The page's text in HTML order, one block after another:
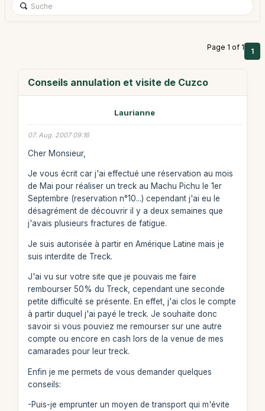
Page 1 of 1 1
Conseils annulation et visite de Cuzco
Laurianne
07. Aug. 2007 09:16
Cher Monsieur,
Je vous écrit car j'ai effectué une réservation au mois
de Mai pour réaliser un treck au Machu Pichu le 1er
Septembre (reservation n°10...) cependant j'ai eu le
désagrément de découvrir il y a deux semaines que
j'avais plusieurs fractures de fatigue.
Je suis autorisée à partir en Amérique Latine mais je
suis interdite de Treck.
J'ai vu sur votre site que je pouvais me faire
rembourser 50% du Treck, cependant une seconde
petite difficulté se présente. En effet, j'ai clos le compte
à partir duquel j'ai payé le treck. Je souhaite donc
savoir si vous pouviez me remourser sur une autre
compte ou encore en cash lors de la venue de mes
camarades pour leur treck.
Enfin je me permets de vous demander quelques
conseils:
-Puis-je emprunter un moyen de transport qui m'évite